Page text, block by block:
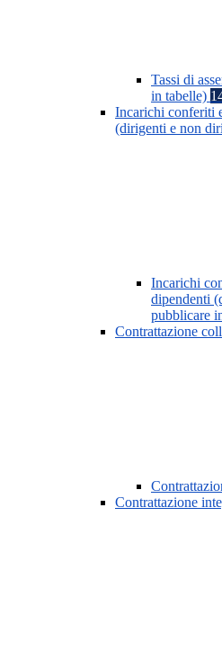
Tassi di
in tabelle)
Incarichi conferiti
(dirigenti e non
Incarichi
dipendenti
pubblicare
Contrattazione
Contrattazione